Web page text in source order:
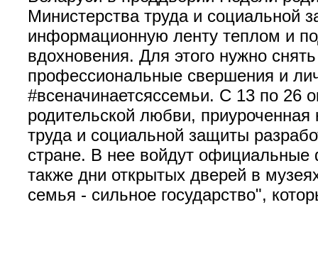
Министерства труда и социальной
информационную ленту теплом и
вдохновения. Для этого нужно
профессиональные свершения и
#всеначинаетсяссемьи. С 13 по 26
родительской любви,
труда и социальной защиты
стране. В нее войдут
также дни открытых дверей в
семья - сильное государство",